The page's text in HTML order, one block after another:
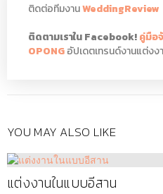
ติดต่อทีมงานWeddingReview
ติดตามเราใน Facebook!คู่มือ
OPONGอัปเดตเทรนด์งานแต่ง
YOU MAY ALSO LIKE
แต่งงานในแบบอีสาน